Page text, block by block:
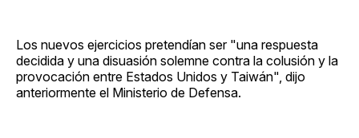
Los nuevos ejercicios pretendían ser "una respuesta
decidida y una disuasión solemne contra la colusión y la
provocación entre Estados Unidos y Taiwán", dijo
anteriormente el Ministerio de Defensa.